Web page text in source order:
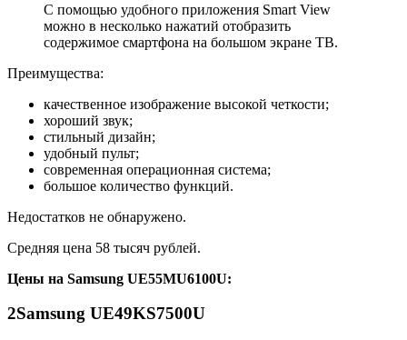
С помощью удобного приложения Smart View
можно в несколько нажатий отобразить
содержимое смартфона на большом экране ТВ.
Преимущества:
качественное изображение высокой четкости;
хороший звук;
стильный дизайн;
удобный пульт;
современная операционная система;
большое количество функций.
Недостатков не обнаружено.
Средняя цена 58 тысяч рублей.
Цены на Samsung UE55MU6100U:
2Samsung UE49KS7500U